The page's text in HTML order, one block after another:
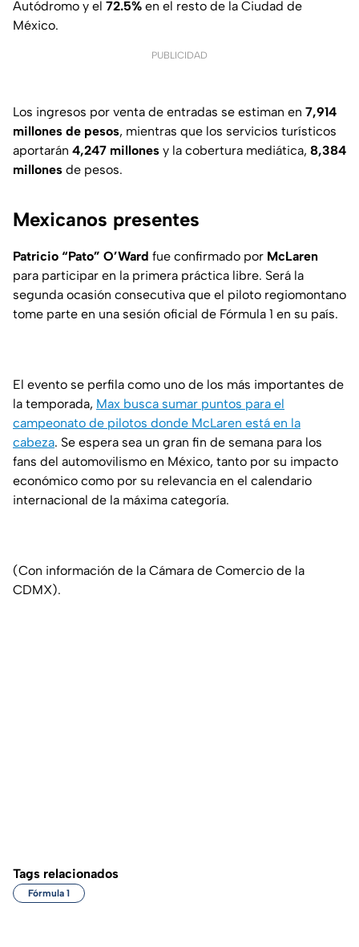
Autódromo y el 72.5% en el resto de la Ciudad de
México.
PUBLICIDAD
Los ingresos por venta de entradas se estiman en 7,914
millones de pesos, mientras que los servicios turísticos
aportarán 4,247 millones y la cobertura mediática, 8,384
millones de pesos.
Mexicanos presentes
Patricio “Pato” O’Ward fue confirmado por McLaren
para participar en la primera práctica libre. Será la
segunda ocasión consecutiva que el piloto regiomontano
tome parte en una sesión oficial de Fórmula 1 en su país.
El evento se perfila como uno de los más importantes de
la temporada, Max busca sumar puntos para el
campeonato de pilotos donde McLaren está en la
cabeza. Se espera sea un gran fin de semana para los
fans del automovilismo en México, tanto por su impacto
económico como por su relevancia en el calendario
internacional de la máxima categoría.
(Con información de la Cámara de Comercio de la
CDMX).
Tags relacionados
Fórmula 1